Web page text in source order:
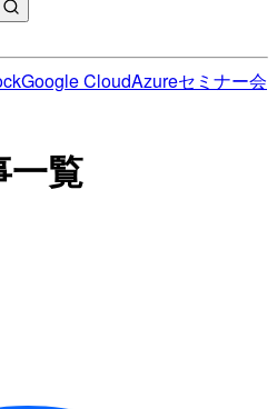
Google CloudAzureセミナー会
一覧